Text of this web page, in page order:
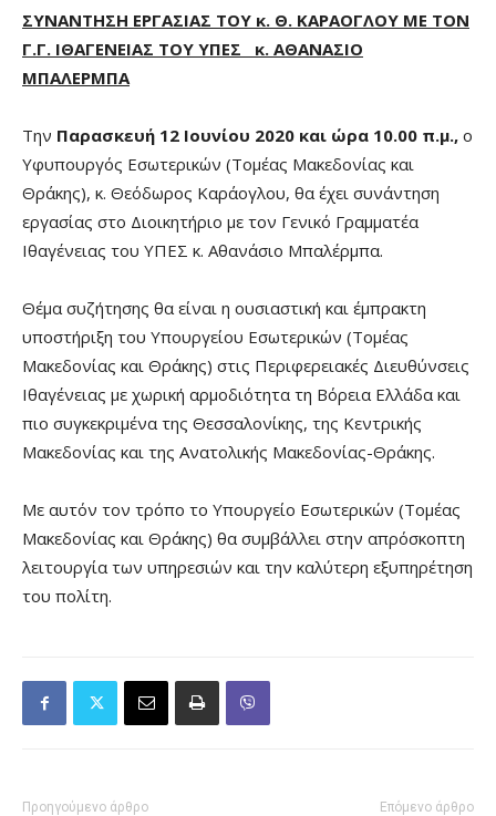
ΣΥΝΑΝΤΗΣΗ ΕΡΓΑΣΙΑΣ ΤΟΥ κ. Θ. ΚΑΡΑΟΓΛΟΥ ΜΕ ΤΟΝ
Γ.Γ. ΙΘΑΓΕΝΕΙΑΣ ΤΟΥ ΥΠΕΣ κ. ΑΘΑΝΑΣΙΟ
ΜΠΑΛΕΡΜΠΑ
Την Παρασκευή 12 Ιουνίου 2020 και ώρα 10.00 π.μ., ο
Υφυπουργός Εσωτερικών (Τομέας Μακεδονίας και
Θράκης), κ. Θεόδωρος Καράογλου, θα έχει συνάντηση
εργασίας στο Διοικητήριο με τον Γενικό Γραμματέα
Ιθαγένειας του ΥΠΕΣ κ. Αθανάσιο Μπαλέρμπα.
Θέμα συζήτησης θα είναι η ουσιαστική και έμπρακτη
υποστήριξη του Υπουργείου Εσωτερικών (Τομέας
Μακεδονίας και Θράκης) στις Περιφερειακές Διευθύνσεις
Ιθαγένειας με χωρική αρμοδιότητα τη Βόρεια Ελλάδα και
πιο συγκεκριμένα της Θεσσαλονίκης, της Κεντρικής
Μακεδονίας και της Ανατολικής Μακεδονίας-Θράκης.
Με αυτόν τον τρόπο το Υπουργείο Εσωτερικών (Τομέας
Μακεδονίας και Θράκης) θα συμβάλλει στην απρόσκοπτη
λειτουργία των υπηρεσιών και την καλύτερη εξυπηρέτηση
του πολίτη.
Προηγούμενο άρθρο Επόμενο άρθρο